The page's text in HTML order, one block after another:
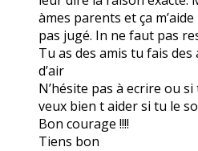
àmes parents et ça
pas jugé. In ne faut pas
Tu as des amis tu fais
d’air
N’hésite pas à ecrire ou
veux bien t aider si tu le
Bon courage !!!!
Tiens bon